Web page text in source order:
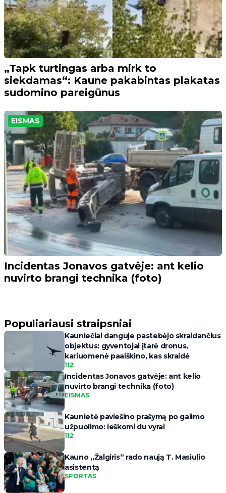
„Tapk turtingas arba mirk to
siekdamas“: Kaune pakabintas plakatas
sudomino pareigūnus
EISMAS
Incidentas Jonavos gatvėje: ant kelio
nuvirto brangi technika (foto)
Populiariausi straipsniai
Kauniečiai danguje pastebėjo skraidančius
objektus: gyventojai įtarė dronus,
kariuomenė paaiškino, kas skraidė
112
Incidentas Jonavos gatvėje: ant kelio
nuvirto brangi technika (foto)
EISMAS
Kaunietė paviešino prašymą po galimo
užpuolimo: ieškomi du vyrai
112
Kauno „Žalgiris“ rado naują T. Masiulio
asistentą
SPORTAS